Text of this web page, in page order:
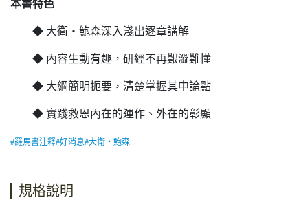
本書特色
◆ 大衛‧鮑森深入淺出逐章講解
◆ 內容生動有趣，研經不再艱澀難懂
◆ 大綱簡明扼要，清楚掌握其中論點
◆ 實踐救恩內在的運作、外在的彰顯
#羅馬書注釋#好消息#大衛‧鮑森
規格說明